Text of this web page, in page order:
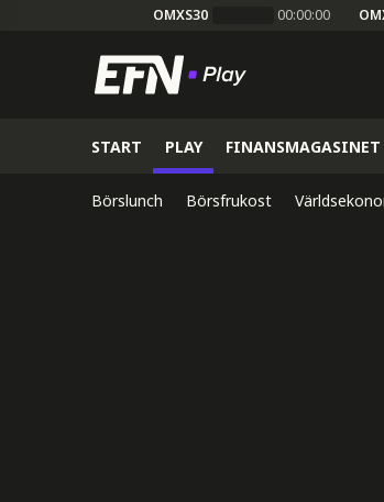
OMXS30 00:00:00
START PLAY FINANSMAGASINET
Börslunch Börsfrukost